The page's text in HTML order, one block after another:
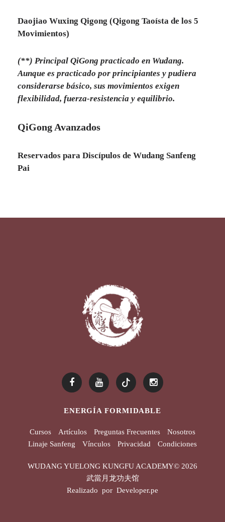
Daojiao Wuxing Qigong (Qigong Taoísta de los 5
Movimientos)
(**) Principal QiGong practicado en Wudang.
Aunque es practicado por principiantes y pudiera
considerarse básico, sus movimientos exigen
flexibilidad, fuerza-resistencia y equilibrio.
QiGong Avanzados
Reservados para Discípulos de Wudang Sanfeng
Pai
ENERGÍA FORMIDABLE
Cursos Artículos Preguntas Frecuentes
Nosotros
Linaje Sanfeng
Vínculos Privacidad Condiciones
WUDANG YUELONG KUNGFU ACADEMY© 2026
武當月龙功夫馆
Realizado por Developer.pe